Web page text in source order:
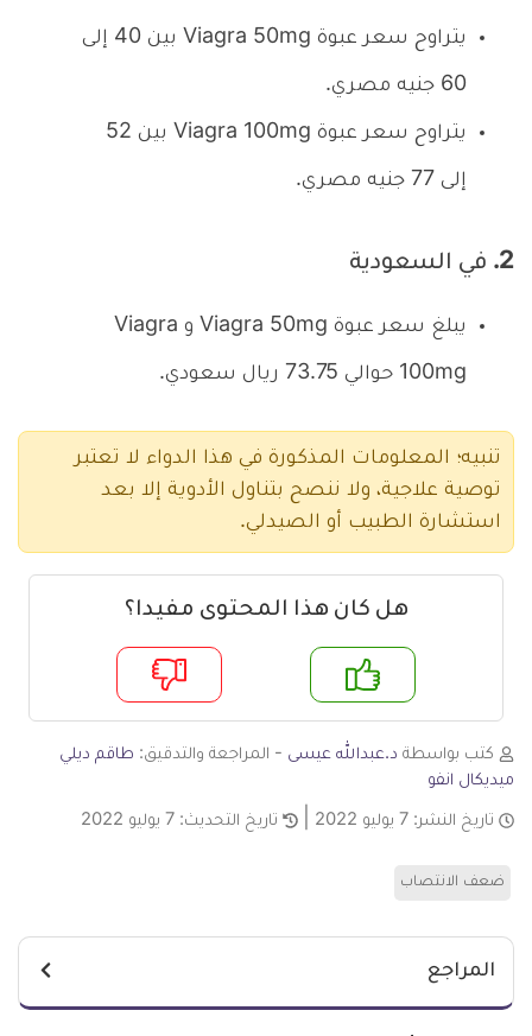
يتراوح سعر عبوة Viagra 50mg بين 40 إلى
60 جنيه مصري.
يتراوح سعر عبوة Viagra 100mg بين 52
إلى 77 جنيه مصري.
2. في السعودية
يبلغ سعر عبوة Viagra 50mg و Viagra
100mg حوالي 73.75 ريال سعودي.
تنبيه؛ المعلومات المذكورة في هذا الدواء لا تعتبر
توصية علاجية، ولا ننصح بتناول الأدوية إلا بعد
استشارة الطبيب أو الصيدلي.
هل كان هذا المحتوى مفيدا؟
لا
كتب بواسطة د.عبدالله عيسى - المراجعة والتدقيق: طاقم ديلي
ميديكال انفو
تاريخ النشر: 7 يوليو 2022 تاريخ التحديث: 7 يوليو 2022
ضعف الانتصاب
المراجع